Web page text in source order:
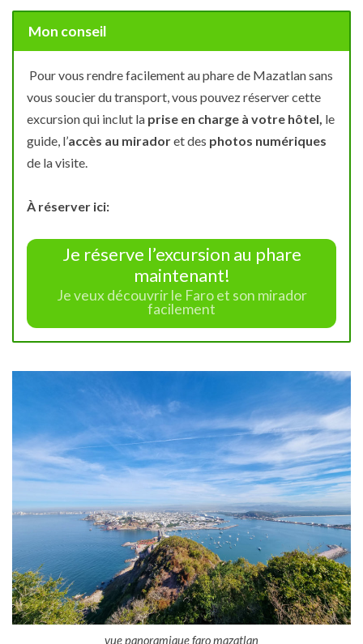
Mon conseil
Pour vous rendre facilement au phare de Mazatlan sans
vous soucier du transport, vous pouvez réserver cette
excursion qui inclut la prise en charge à votre hôtel, le
guide, l’accès au miradoret des photos numériques
de la visite.
À réserver ici:
Je réserve l’excursion au phare
maintenant!
Je veux découvrir le Faro et son mirador
facilement
vue panoramique faro mazatlan